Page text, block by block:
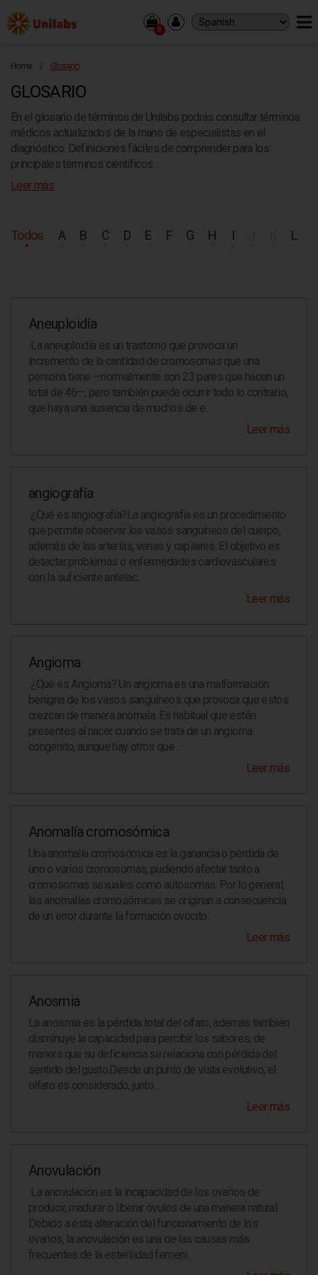
DIAGNÓSTICO POR IMAGEN
PROFESIONALES
ANÁLISIS Y RECOGIDA DE MUESTRAS
DIAGNÓSTICO POR IMAGEN
CORPORATIVO
INVERSORES
NOTICIAS
RADIOLOGÍA
RESONANCIA MAGNÉTICA
0
Home / Glosario
GLOSARIO
En el glosario de términos de Unilabs podrás consultar términos
médicos actualizados de la mano de especialistas en el
diagnóstico. Definiciones fáciles de comprender para los
principales términos científicos.
Leer más
Todos A B C D E F G H I L
Aneuploidía
La aneuploidía es un trastorno que provoca un
incremento de la cantidad de cromosomas que una
persona tiene —normalmente son 23 pares que hacen un
total de 46—, pero también puede ocurrir todo lo contrario,
que haya una ausencia de muchos de e..
Leer más
angiografía
¿Qué es angiografía?La angiografía es un procedimiento
que permite observar los vasos sanguíneos del cuerpo,
además de las arterias, venas y capilares. El objetivo es
detectar problemas o enfermedades cardiovasculares
con la suficiente antelac..
Leer más
Angioma
¿Qué es Angioma? Un angioma es una malformación
benigna de los vasos sanguíneos que provoca que estos
crezcan de manera anómala. Es habitual que estén
presentes al nacer cuando se trata de un angioma
congénito, aunque hay otros que ..
Leer más
Anomalía cromosómica
Una anomalía cromosómica es la ganancia o pérdida de
uno o varios cromosomas, pudiendo afectar tanto a
cromosomas sexuales como autosomas. Por lo general,
las anomalías cromosómicas se originan a consecuencia
de un error durante la formación ovocito..
Leer más
Anosmia
La anosmia es la pérdida total del olfato, además también
disminuye la capacidad para percibir los sabores, de
manera que su deficiencia se relaciona con pérdida del
sentido del gusto.Desde un punto de vista evolutivo, el
olfato es considerado, junto ..
Leer más
Anovulación
La anovulación es la incapacidad de los ovarios de
producir, madurar o liberar óvulos de una manera natural.
Debido a esta alteración del funcionamiento de los
ovarios, la anovulación es una de las causas más
frecuentes de la esterilidad femeni..